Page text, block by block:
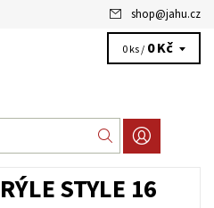
shop@jahu.cz
0 ks / 0 Kč
STYLE 16